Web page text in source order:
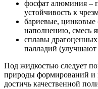
фосфат алюминия –
устойчивость к
бариевые, цинковые
наполнению, смесь
сплавы драгоценных
палладий (улучшают
Под жидкостью следует
природы формирований
достичь качественной